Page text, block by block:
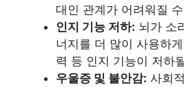
대인 관계가 어려워질
인지 기능 저하: 뇌가 소
너지를 더 많이 사용하
력 등 인지 기능이 저하
우울증 및 불안감: 사회